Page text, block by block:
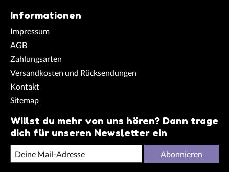
Informationen
Impressum
AGB
Zahlungsarten
Versandkosten und Rücksendungen
Kontakt
Sitemap
Willst du mehr von uns hören? Dann trage
dich für unseren Newsletter ein
Abonnieren